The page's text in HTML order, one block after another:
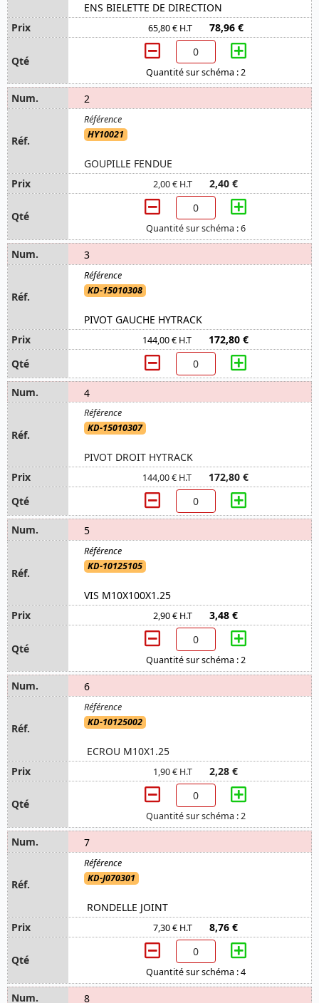
ENS BIELETTE DE DIRECTION
65,80 € H.T 78,96 €
Quantité sur schéma : 2
2
HY10021
GOUPILLE FENDUE
2,00 € H.T 2,40 €
Quantité sur schéma : 6
3
KD-15010308
PIVOT GAUCHE HYTRACK
144,00 € H.T 172,80 €
4
KD-15010307
PIVOT DROIT HYTRACK
144,00 € H.T 172,80 €
5
KD-10125105
VIS M10X100X1.25
2,90 € H.T 3,48 €
Quantité sur schéma : 2
6
KD-10125002
ECROU M10X1.25
1,90 € H.T 2,28 €
Quantité sur schéma : 2
7
KD-J070301
RONDELLE JOINT
7,30 € H.T 8,76 €
Quantité sur schéma : 4
8